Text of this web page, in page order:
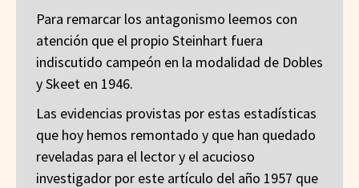
Para remarcar los antagonismo leemos con
atención que el propio Steinhart fuera
indiscutido campeón en la modalidad de Dobles
y Skeet en 1946.
Las evidencias provistas por estas estadísticas
que hoy hemos remontado y que han quedado
reveladas para el lector y el acucioso
investigador por este artículo del año 1957 que